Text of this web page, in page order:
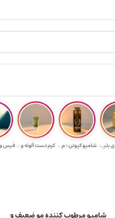
هدیه برای خرید
ماسک مغذی بلیتا... شامپو کیوتن ؛ م... کرم دست آلوئه و...
شامپو مرطوب کننده مو ضعیف و